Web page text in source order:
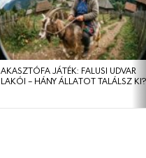
AKASZTÓFA JÁTÉK: FALUSI UDVAR
LAKÓI – HÁNY ÁLLATOT TALÁLSZ KI?